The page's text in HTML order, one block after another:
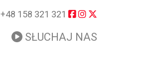
+48 158 321 321
SŁUCHAJ NAS